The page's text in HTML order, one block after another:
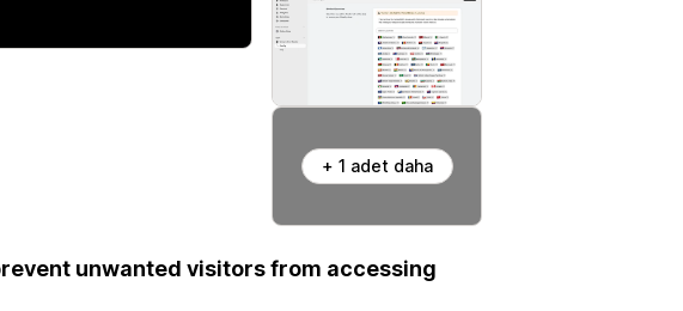
+ 1 adet daha
unwanted visitors from accessing